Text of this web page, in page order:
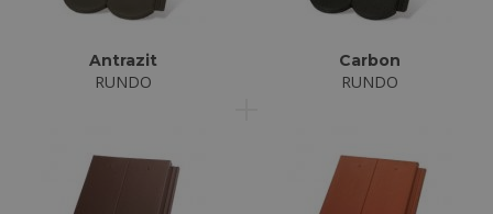
Antrazit
RUNDO
Carbon
RUNDO